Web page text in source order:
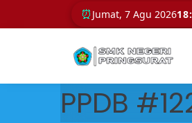
⏰ Jumat, 7 Agu 2026
PPDB